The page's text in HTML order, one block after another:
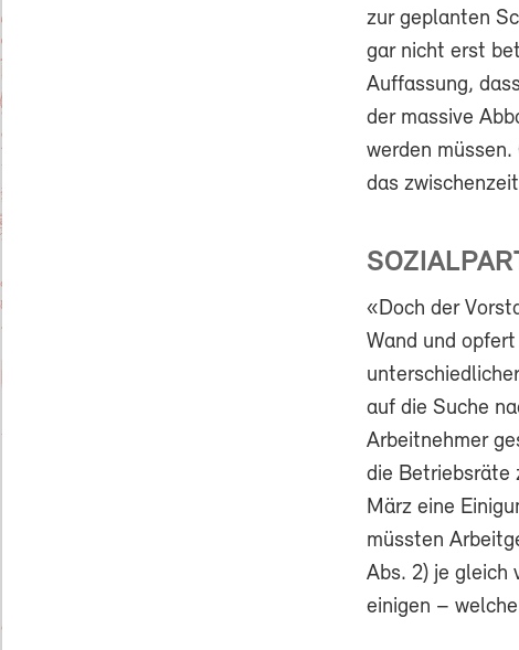
zur geplanten
gar nicht erst
Auffassung,
der massive
werden
das
«Doch der
Wand und
auf die Suche
Arbeitnehmer
die Betriebsräte
März eine
müssten
Abs. 2) je gleich
einigen –